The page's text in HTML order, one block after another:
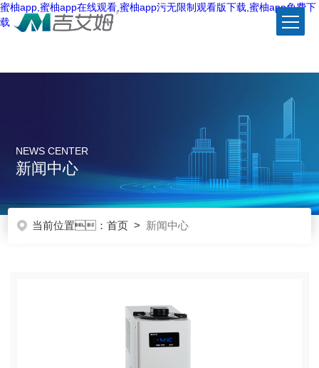
蜜柚app,蜜柚app在线观看,蜜柚app污无限制观看版下载,蜜柚app免费下
载
NEWS CENTER
新闻中心
当前位置：首页 > 新闻中心